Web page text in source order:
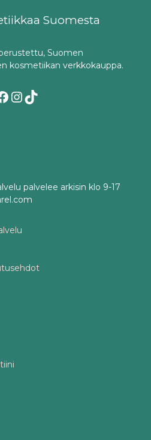
Suomesta
Suomen
kosmetiikan verkkokauppa.
Instagram
TikTok
palvelee arkisin klo 9-17